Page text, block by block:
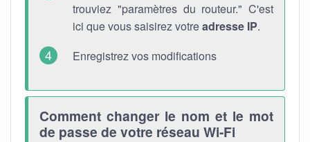
trouviez "paramètres du routeur." C'est
ici que vous saisirez votreadresse IP.
Enregistrez vos modifications
Comment changer le nom et le mot
de passe de votre réseau Wi-Fi